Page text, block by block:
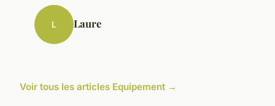
L Laure
Voir tous les articles Equipement →